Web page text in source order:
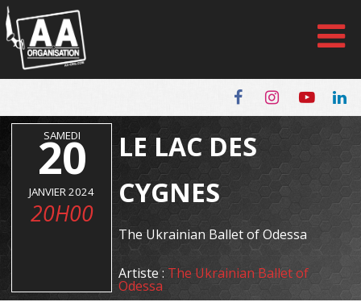
Panneau de gestion des cookies
SAMEDI
20
JANVIER 2024
20H00
LE LAC DES
CYGNES
The Ukrainian Ballet of Odessa
Artiste : The Ukrainian Ballet of
Odessa